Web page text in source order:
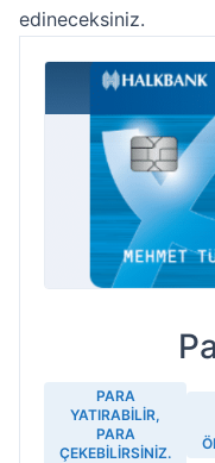
edineceksiniz.
PARA
YATIRABILIR,
PARA
ÇEKEBILIRSINIZ.